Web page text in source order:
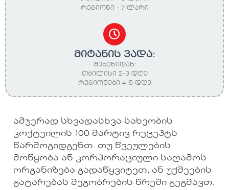
რეგიონი - 7 ლარი
მიტანის ვადა:
შეძენიდან:
თბილისი 2-3 დღე
რეგიონები 4-5 დღე
ამჯერად სხვადასხვა სახეობის
კოქტეილის 100 მარტივ რეცეპტს
წარმოგიდგენთ. თუ წვეულების
მოწყობა ან კორპორაციული საღამოს
ორგანიზება გადაწყვიტეთ, ან უქმეების
გატარებას მეგობრების წრეში გეგმავთ,